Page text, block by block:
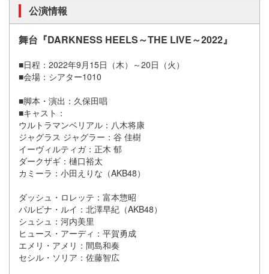
公演情報
舞台『DARKNESS HEELS～THE LIVE～2022』
■日程：2022年9月15日（木）～20日（火）
■会場：シアター1010
■脚本・演出：久保田唱
■キャスト：
ウルトラマンベリアル：八木将康
ジャグラス ジャグラー：谷 佳樹
イーヴィルティガ：正木 郁
ダークザギ：樋口裕太
カミーラ：小田えりな（AKB48）
ダッシュ・ロレッテ：富本惣昭
パルビナ・ルイ：北澤早紀（AKB48）
シュシュ：河内美里
ヒュース・アーディ：平賀勇成
エメリ・アメリ：間島和奏
セシル・ソリア：佐藤智広